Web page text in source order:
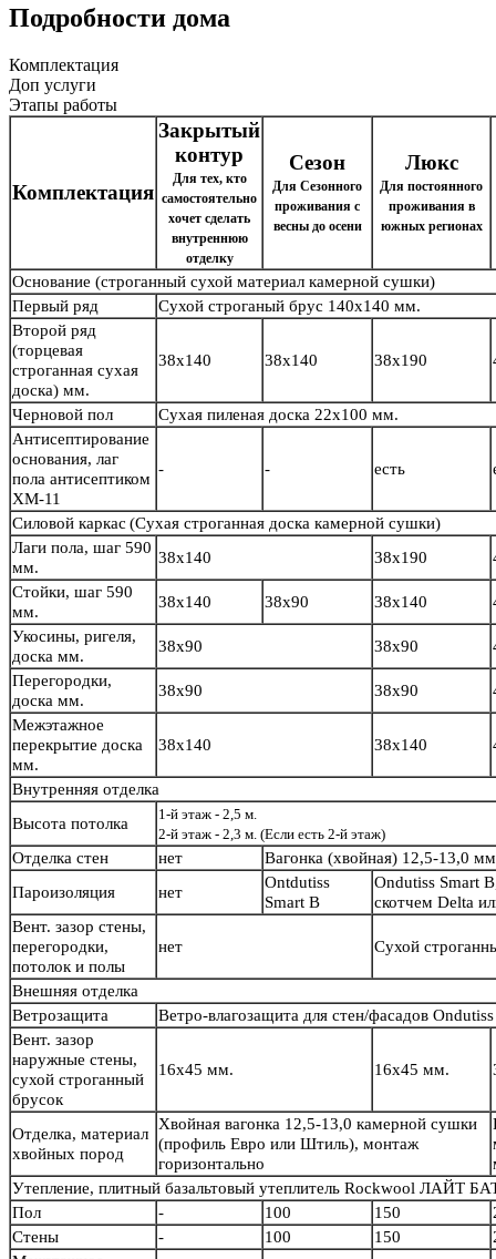
Подробности дома
Комплектация
Доп услуги
Этапы работы
Комплектация
Закрытый
контур
Для тех, кто
самостоятельно
хочет сделать
внутреннюю
отделку
Сезон
Для Сезонного
проживания с
весны до осени
Люкс
Для постоянного
проживания в
южных регионах
Основание (строганный сухой материал камерной сушки)
Первый ряд
Сухой строганый брус 140х140 мм.
Второй ряд
(торцевая
строганная сухая
доска) мм.
38х140 38х140 38х190
Черновой пол
Сухая пиленая доска 22х100 мм.
Антисептирование
основания, лаг
пола антисептиком
ХМ-11
- - есть
Силовой каркас(Сухая строганная доска камерной сушки)
Лаги пола, шаг 590
мм.
38х140 38х190
Стойки, шаг 590
мм.
38х140 38х90 38х140
Укосины, ригеля,
доска мм.
38х90 38х90
Перегородки,
доска мм.
38х90 38х90
Межэтажное
перекрытие доска
мм.
38х140 38х140
Внутренняя отделка
Высота потолка
1-й этаж - 2,5 м.
2-й этаж - 2,3 м. (Если есть 2-й этаж)
Отделка стен нет
Вагонка (хвойная) 12,5-13,0
Пароизоляция
нет
Ontdutiss
Smart B
Ondutiss Smart
скотчем Delta
Вент. зазор стены,
перегородки,
потолок и полы
нет Сухой
Внешняя отделка
Ветрозащита
Ветро-влагозащита для стен/фасадов
Вент. зазор
наружные стены,
сухой строганный
брусок
16х45 мм. 16х45 мм.
Отделка, материал
хвойных пород
Хвойная вагонка 12,5-13,0 камерной сушки
(профиль Евро или Штиль), монтаж
горизонтально
Утепление, плитный базальтовый утеплитель Rockwool ЛАЙТ
Пол
- 100 150
Стены
- 100 150